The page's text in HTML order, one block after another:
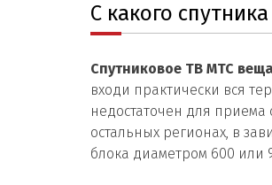
С какого
Спутниковое ТВ МТС
входи практически вся
недостаточен для приема
остальных регионах, в
блока диаметром 600 или